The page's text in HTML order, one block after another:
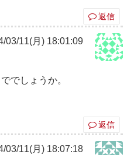
返信
03/11(月) 18:01:09
でしょうか。
返信
03/11(月) 18:07:18